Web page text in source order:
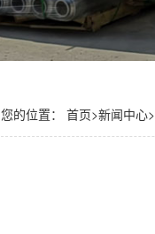
您的位置： 首页>新闻中心>